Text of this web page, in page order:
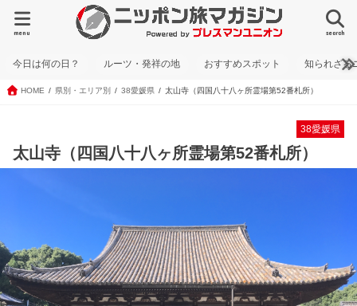
search
menu
今日は何の日？ ルーツ・発祥の地 おすすめスポット 知られざる
HOME 県別・エリア別 38愛媛県 太山寺（四国八十八ヶ所霊場第52番札所）
38愛媛県
太山寺（四国八十八ヶ所霊場第52番札所）